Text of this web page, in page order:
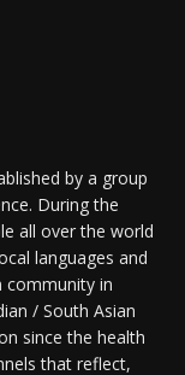
by a group
During the
all over the world
languages and
community in
/ South Asian
since the health
that reflect,